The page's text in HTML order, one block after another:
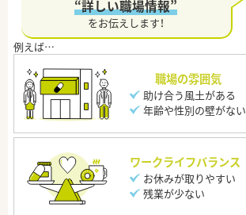
“詳しい職場情報”
をお伝えします！
職場の雰囲気
助け合う風土がある
年齢や性別の壁がない
ワークライフバランス
お休みが取りやすい
残業が少ない